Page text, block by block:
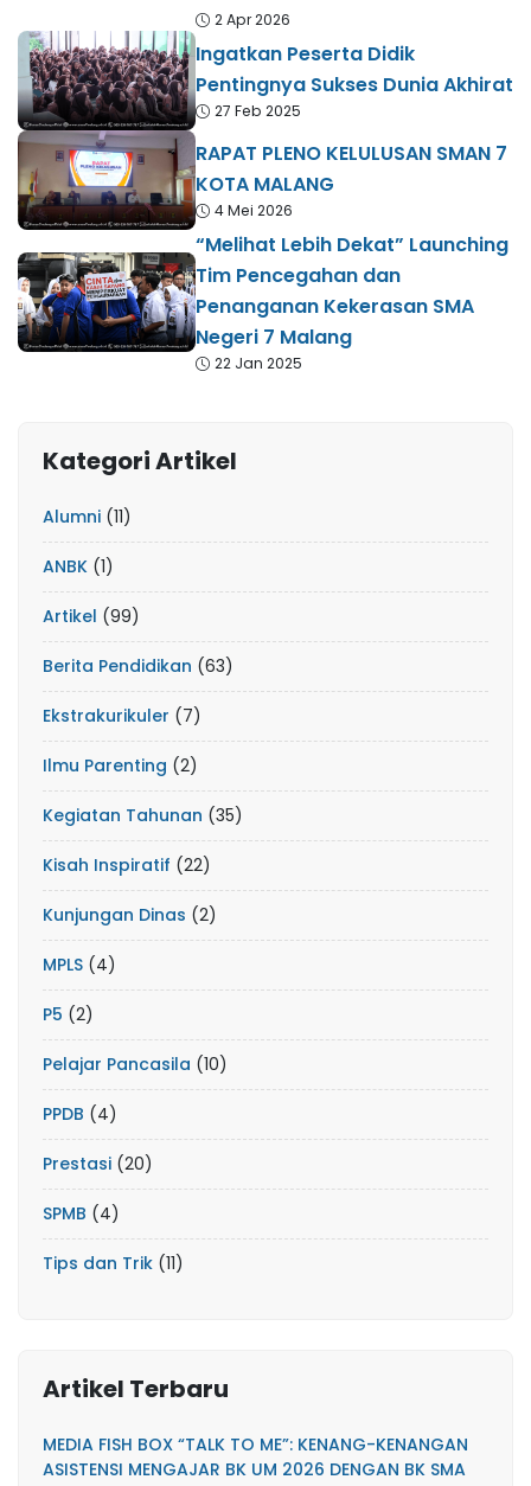
2 Apr 2026
Ingatkan Peserta Didik
Pentingnya Sukses Dunia Akhirat
27 Feb 2025
RAPAT PLENO KELULUSAN SMAN 7
KOTA MALANG
4 Mei 2026
“Melihat Lebih Dekat” Launching
Tim Pencegahan dan
Penanganan Kekerasan SMA
Negeri 7 Malang
22 Jan 2025
Kategori Artikel
Alumni (11)
ANBK (1)
Artikel (99)
Berita Pendidikan (63)
Ekstrakurikuler (7)
Ilmu Parenting (2)
Kegiatan Tahunan (35)
Kisah Inspiratif (22)
Kunjungan Dinas (2)
MPLS (4)
P5 (2)
Pelajar Pancasila (10)
PPDB (4)
Prestasi (20)
SPMB (4)
Tips dan Trik (11)
Artikel Terbaru
MEDIA FISH BOX “TALK TO ME”: KENANG-KENANGAN
ASISTENSI MENGAJAR BK UM 2026 DENGAN BK SMA